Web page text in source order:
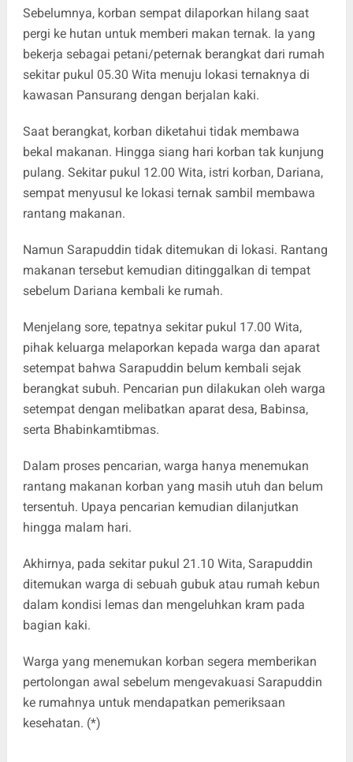
Sebelumnya, korban sempat dilaporkan hilang saat
pergi ke hutan untuk memberi makan ternak. Ia yang
bekerja sebagai petani/peternak berangkat dari rumah
sekitar pukul 05.30 Wita menuju lokasi ternaknya di
kawasan Pansurang dengan berjalan kaki.
Saat berangkat, korban diketahui tidak membawa
bekal makanan. Hingga siang hari korban tak kunjung
pulang. Sekitar pukul 12.00 Wita, istri korban, Dariana,
sempat menyusul ke lokasi ternak sambil membawa
rantang makanan.
Namun Sarapuddin tidak ditemukan di lokasi. Rantang
makanan tersebut kemudian ditinggalkan di tempat
sebelum Dariana kembali ke rumah.
Menjelang sore, tepatnya sekitar pukul 17.00 Wita,
pihak keluarga melaporkan kepada warga dan aparat
setempat bahwa Sarapuddin belum kembali sejak
berangkat subuh. Pencarian pun dilakukan oleh warga
setempat dengan melibatkan aparat desa, Babinsa,
serta Bhabinkamtibmas.
Dalam proses pencarian, warga hanya menemukan
rantang makanan korban yang masih utuh dan belum
tersentuh. Upaya pencarian kemudian dilanjutkan
hingga malam hari.
Akhirnya, pada sekitar pukul 21.10 Wita, Sarapuddin
ditemukan warga di sebuah gubuk atau rumah kebun
dalam kondisi lemas dan mengeluhkan kram pada
bagian kaki.
Warga yang menemukan korban segera memberikan
pertolongan awal sebelum mengevakuasi Sarapuddin
ke rumahnya untuk mendapatkan pemeriksaan
kesehatan. (*)